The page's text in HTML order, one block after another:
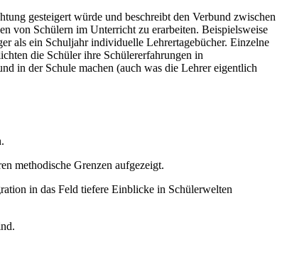
gesteigert würde und beschreibt den Verbund zwischen
von Schülern im Unterricht zu erarbeiten. Beispielsweise
als ein Schuljahr individuelle Lehrertagebücher. Einzelne
die Schüler ihre Schülererfahrungen in
in der Schule machen (auch was die Lehrer eigentlich
methodische Grenzen aufgezeigt.
in das Feld tiefere Einblicke in Schülerwelten